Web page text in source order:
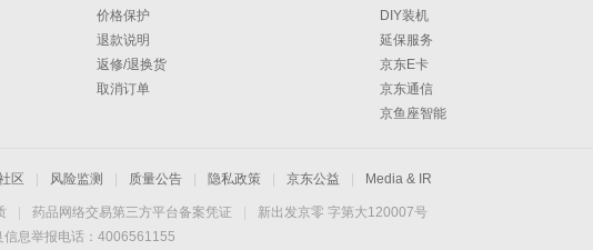
价格保护
退款说明
返修/退换货
取消订单
DIY装机
延保服务
京东E卡
京东通信
京鱼座智能
区 风险监测 质量公告 隐私政策 京东公益 Media & IR
药品网络交易第三方平台备案凭证
新出发京零 字第大120007号
信息举报电话：4006561155